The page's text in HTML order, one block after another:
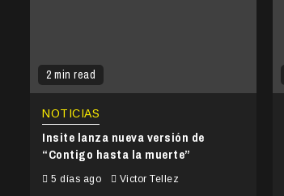
2 min read
NOTICIAS
Insite lanza nueva versión de
“Contigo hasta la muerte”
5 días ago Victor Tellez